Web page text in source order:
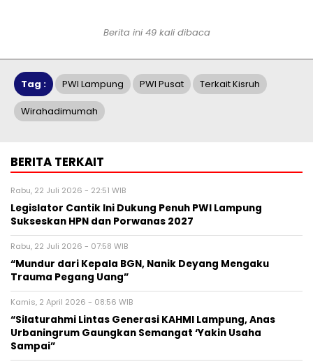
Berita ini 49 kali dibaca
Tag : PWI Lampung PWI Pusat Terkait Kisruh
Wirahadimumah
BERITA TERKAIT
Rabu, 22 Juli 2026 - 22:51 WIB
Legislator Cantik Ini Dukung Penuh PWI Lampung
Sukseskan HPN dan Porwanas 2027
Rabu, 22 Juli 2026 - 07:58 WIB
“Mundur dari Kepala BGN, Nanik Deyang Mengaku
Trauma Pegang Uang”
Kamis, 2 April 2026 - 08:56 WIB
“Silaturahmi Lintas Generasi KAHMI Lampung, Anas
Urbaningrum Gaungkan Semangat ‘Yakin Usaha
Sampai”